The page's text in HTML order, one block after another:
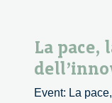
La pace,
Event: La